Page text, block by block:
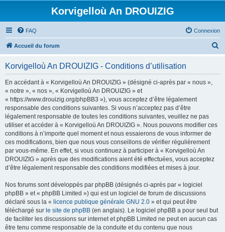
Korvigelloù An DROUIZIG
FAQ Connexion
Accueil du forum
Korvigelloù An DROUIZIG - Conditions d’utilisation
En accédant à « Korvigelloù An DROUIZIG » (désigné ci-après par « nous »,
« notre », « nos », « Korvigelloù An DROUIZIG » et
« https://www.drouizig.org/phpBB3 »), vous acceptez d’être légalement
responsable des conditions suivantes. Si vous n’acceptez pas d’être
légalement responsable de toutes les conditions suivantes, veuillez ne pas
utiliser et accéder à « Korvigelloù An DROUIZIG ». Nous pouvons modifier ces
conditions à n’importe quel moment et nous essaierons de vous informer de
ces modifications, bien que nous vous conseillons de vérifier régulièrement
par vous-même. En effet, si vous continuez à participer à « Korvigelloù An
DROUIZIG » après que des modifications aient été effectuées, vous acceptez
d’être légalement responsable des conditions modifiées et mises à jour.
Nos forums sont développés par phpBB (désignés ci-après par « logiciel
phpBB » et « phpBB Limited ») qui est un logiciel de forum de discussions
déclaré sous la « licence publique générale GNU 2.0 » et qui peut être
téléchargé sur le site de phpBB (en anglais). Le logiciel phpBB a pour seul but
de faciliter les discussions sur internet et phpBB Limited ne peut en aucun cas
être tenu comme responsable de la conduite et du contenu que nous